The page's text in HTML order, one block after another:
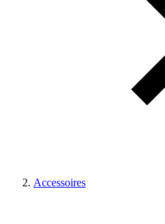
Accessoires